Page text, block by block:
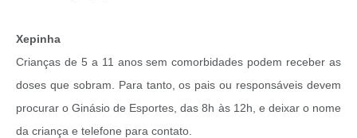
Xepinha
Crianças de 5 a 11 anos sem comorbidades podem receber as
doses que sobram. Para tanto, os pais ou responsáveis devem
procurar o Ginásio de Esportes, das 8h às 12h, e deixar o nome
da criança e telefone para contato.